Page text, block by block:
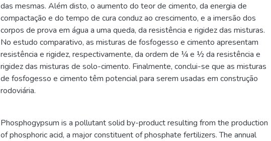
das mesmas. Além disto, o aumento do teor de cimento, da energia de
compactação e do tempo de cura conduz ao crescimento, e a imersão dos
corpos de prova em água a uma queda, da resistência e rigidez das misturas.
No estudo comparativo, as misturas de fosfogesso e cimento apresentam
resistência e rigidez, respectivamente, da ordem de ¼ e ½ da resistência e
rigidez das misturas de solo-cimento. Finalmente, conclui-se que as misturas
de fosfogesso e cimento têm potencial para serem usadas em construção
rodoviária.
Phosphogypsum is a pollutant solid by-product resulting from the production
of phosphoric acid, a major constituent of phosphate fertilizers. The annual